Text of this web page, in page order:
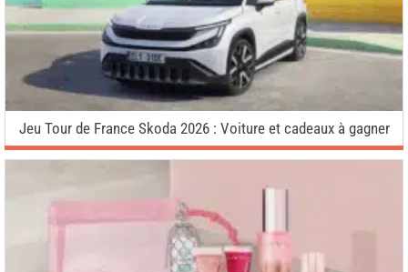
Jeu Tour de France Skoda 2026 : Voiture et cadeaux à gagner